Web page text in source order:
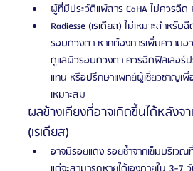
ผู้ที่มีประวัติแพ้สาร CaHA ไม่ควรฉีด
Radiesse (เรเดียส) ไม่เหมาะสำหรั
รอบดวงตา หากต้องการเพิ่มความ
ดูแลผิวรอบดวงตา ควรฉีดฟิลเลอร์ป
แทน หรือปรึกษาแพทย์ผู้เชี่ยวชาญเ
เหมาะสม
ผลข้างเคียงที่อาจเกิดขึ้นได้หลังจ
(เรเดียส)
อาจมีรอยแดง รอยช้ำจากเข็มบริเวณ